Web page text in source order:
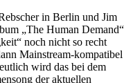
in Berlin und Jim
„The Human Demand“
noch nicht so recht
Mainstream-kompatibel
wird das bei dem
der aktuellen